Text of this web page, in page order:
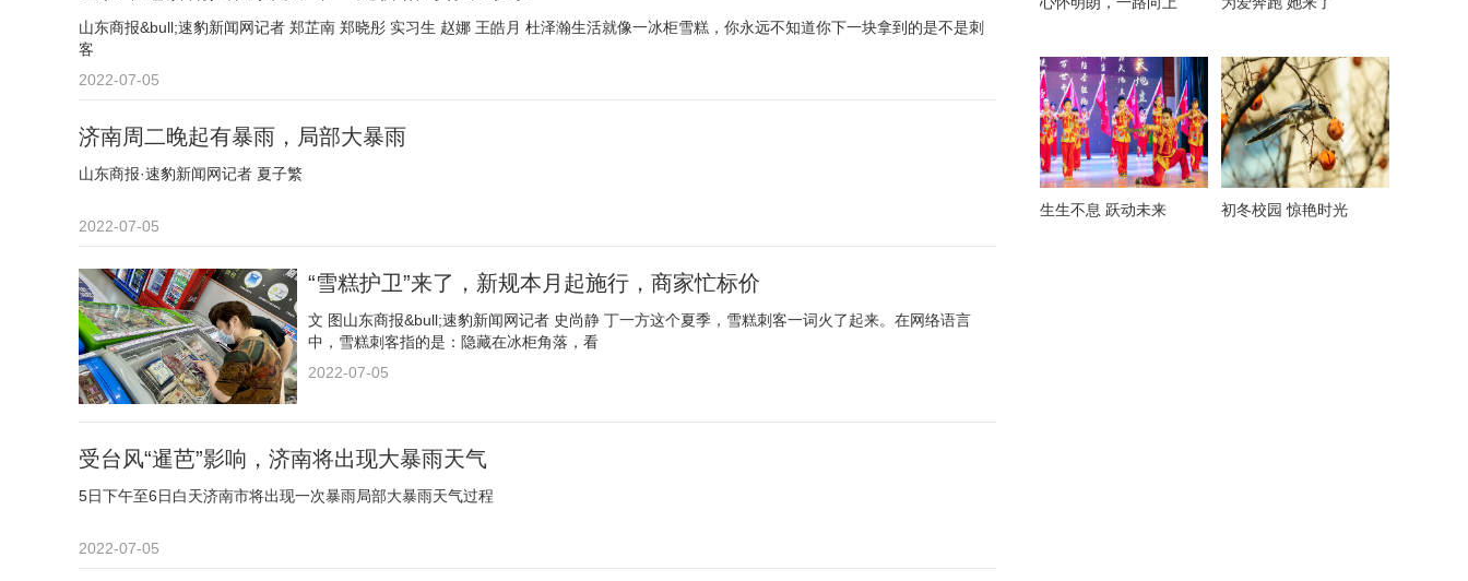
山东商报&bull;速豹新闻网记者 郑芷南 郑晓彤 实习生 赵娜 王皓月 杜泽瀚生活就像一冰柜雪糕，你永远不知道你下一块拿到的是不是刺
客
2022-07-05
济南周二晚起有暴雨，局部大暴雨
山东商报·速豹新闻网记者 夏子繁
2022-07-05
“雪糕护卫”来了，新规本月起施行，商家忙标价
文 图山东商报&bull;速豹新闻网记者 史尚静 丁一方这个夏季，雪糕刺客一词火了起来。在网络语言
中，雪糕刺客指的是：隐藏在冰柜角落，看
2022-07-05
受台风“暹芭”影响，济南将出现大暴雨天气
5日下午至6日白天济南市将出现一次暴雨局部大暴雨天气过程
2022-07-05
生生不息 跃动未来 初冬校园 惊艳时光